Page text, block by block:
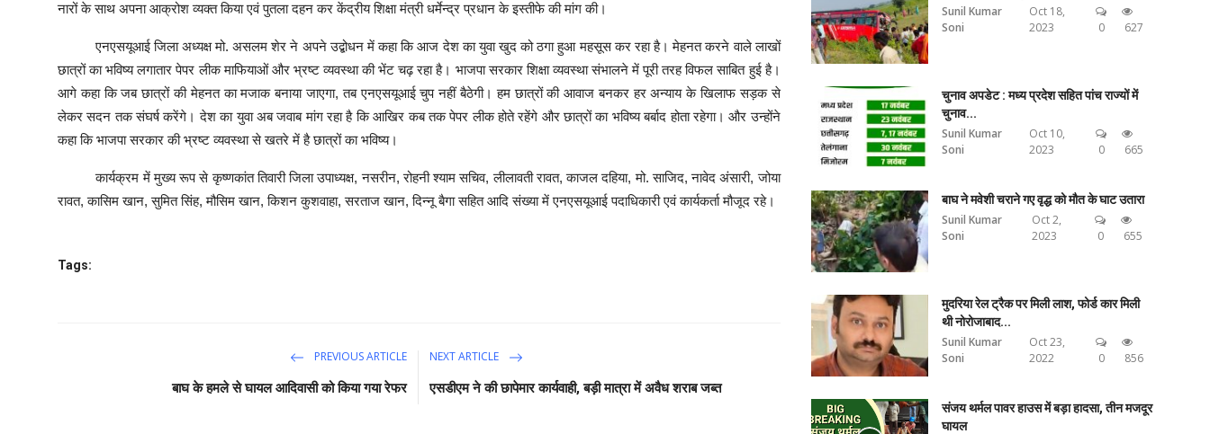
नारों के साथ अपना आक्रोश व्यक्त किया एवं पुतला दहन कर केंद्रीय शिक्षा मंत्री धर्मेन्द्र प्रधान के इस्तीफे की मांग की।
एनएसयूआई जिला अध्यक्ष मो. असलम शेर ने अपने उद्बोधन में कहा कि आज देश का युवा खुद को ठगा हुआ महसूस कर रहा है। मेहनत करने वाले लाखों
छात्रों का भविष्य लगातार पेपर लीक माफियाओं और भ्रष्ट व्यवस्था की भेंट चढ़ रहा है। भाजपा सरकार शिक्षा व्यवस्था संभालने में पूरी तरह विफल साबित हुई है।
आगे कहा कि जब छात्रों की मेहनत का मजाक बनाया जाएगा, तब एनएसयूआई चुप नहीं बैठेगी। हम छात्रों की आवाज बनकर हर अन्याय के खिलाफ सड़क से
लेकर सदन तक संघर्ष करेंगे। देश का युवा अब जवाब मांग रहा है कि आखिर कब तक पेपर लीक होते रहेंगे और छात्रों का भविष्य बर्बाद होता रहेगा। और उन्होंने
कहा कि भाजपा सरकार की भ्रष्ट व्यवस्था से खतरे में है छात्रों का भविष्य।
कार्यक्रम में मुख्य रूप से कृष्णकांत तिवारी जिला उपाध्यक्ष, नसरीन, रोहनी श्याम सचिव, लीलावती रावत, काजल दहिया, मो. साजिद, नावेद अंसारी, जोया
रावत, कासिम खान, सुमित सिंह, मौसिम खान, किशन कुशवाहा, सरताज खान, दिन्नू बैगा सहित आदि संख्या में एनएसयूआई पदाधिकारी एवं कार्यकर्ता मौजूद रहे।
Tags:
PREVIOUS ARTICLE
बाघ के हमले से घायल आदिवासी को किया गया रेफर
NEXT ARTICLE
एसडीएम ने की छापेमार कार्यवाही, बड़ी मात्रा में अवैध शराब जब्त
Sunil Kumar
Soni
Oct 18,
2023
0 627
चुनाव अपडेट : मध्य प्रदेश सहित पांच राज्यों में
चुनाव...
Sunil Kumar
Soni
Oct 10,
2023
0 665
बाघ ने मवेशी चराने गए वृद्ध को मौत के घाट उतारा
Sunil Kumar
Soni
Oct 2,
2023
0 655
मुदरिया रेल ट्रैक पर मिली लाश, फोर्ड कार मिली
थी नोरोजाबाद...
Sunil Kumar
Soni
Oct 23,
2022
0 856
संजय थर्मल पावर हाउस में बड़ा हादसा, तीन मजदूर
घायल